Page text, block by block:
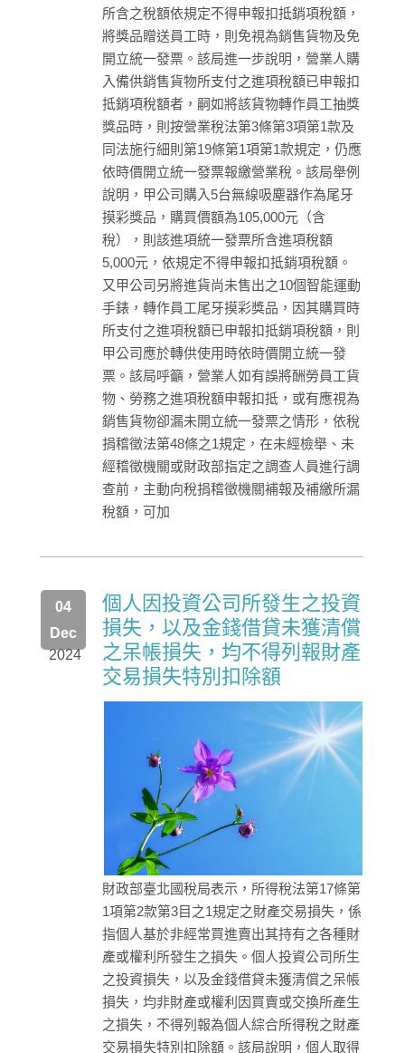
所含之稅額依規定不得申報扣抵銷項稅額，
將獎品贈送員工時，則免視為銷售貨物及免
開立統一發票。該局進一步說明，營業人購
入備供銷售貨物所支付之進項稅額已申報扣
抵銷項稅額者，嗣如將該貨物轉作員工抽獎
獎品時，則按營業稅法第3條第3項第1款及
同法施行細則第19條第1項第1款規定，仍應
依時價開立統一發票報繳營業稅。該局舉例
說明，甲公司購入5台無線吸塵器作為尾牙
摸彩獎品，購買價額為105,000元（含
稅），則該進項統一發票所含進項稅額
5,000元，依規定不得申報扣抵銷項稅額。
又甲公司另將進貨尚未售出之10個智能運動
手錶，轉作員工尾牙摸彩獎品，因其購買時
所支付之進項稅額已申報扣抵銷項稅額，則
甲公司應於轉供使用時依時價開立統一發
票。該局呼籲，營業人如有誤將酬勞員工貨
物、勞務之進項稅額申報扣抵，或有應視為
銷售貨物卻漏未開立統一發票之情形，依稅
捐稽徵法第48條之1規定，在未經檢舉、未
經稽徵機關或財政部指定之調查人員進行調
查前，主動向稅捐稽徵機關補報及補繳所漏
稅額，可加
2024
04
Dec
個人因投資公司所發生之投資
損失，以及金錢借貸未獲清償
之呆帳損失，均不得列報財產
交易損失特別扣除額
財政部臺北國稅局表示，所得稅法第17條第
1項第2款第3目之1規定之財產交易損失，係
指個人基於非經常買進賣出其持有之各種財
產或權利所發生之損失。個人投資公司所生
之投資損失，以及金錢借貸未獲清償之呆帳
損失，均非財產或權利因買賣或交換所產生
之損失，不得列報為個人綜合所得稅之財產
交易損失特別扣除額。該局說明，個人取得